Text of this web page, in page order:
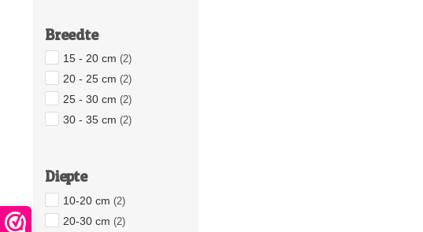
Breedte
15 - 20 cm (2)
20 - 25 cm (2)
25 - 30 cm (2)
30 - 35 cm (2)
Diepte
10-20 cm (2)
20-30 cm (2)